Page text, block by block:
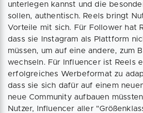
unterlegen kannst und die
sollen, authentisch. Reels bringt
Vorteile mit sich. Für Follower hat
dass sie Instagram als Plattform
müssen, um auf eine andere, zum
wechseln. Für Influencer ist Reels
erfolgreiches Werbeformat zu
dass sie sich dafür auf einem
neue Community aufbauen
Nutzer, Influencer aller